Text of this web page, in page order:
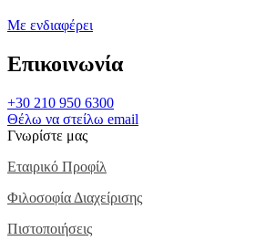
Με ενδιαφέρει
Επικοινωνία
+30 210 950 6300
Θέλω να στείλω email
Γνωρίστε μας
Εταιρικό Προφίλ
Φιλοσοφία Διαχείρισης
Πιστοποιήσεις